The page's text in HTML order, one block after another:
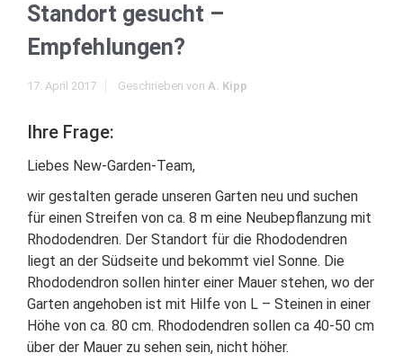
Standort gesucht –
Empfehlungen?
17. April 2017 Geschrieben von A. Kipp
Ihre Frage:
Liebes New-Garden-Team,
wir gestalten gerade unseren Garten neu und suchen
für einen Streifen von ca. 8 m eine Neubepflanzung mit
Rhododendren. Der Standort für die Rhododendren
liegt an der Südseite und bekommt viel Sonne. Die
Rhododendron sollen hinter einer Mauer stehen, wo der
Garten angehoben ist mit Hilfe von L – Steinen in einer
Höhe von ca. 80 cm. Rhododendren sollen ca 40-50 cm
über der Mauer zu sehen sein, nicht höher.